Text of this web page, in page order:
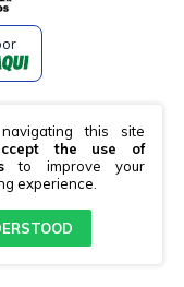
this site
the use of
to improve your
experience.
- 2026. All